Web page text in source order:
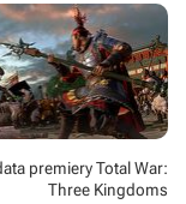
premiery Total War:
Three Kingdoms